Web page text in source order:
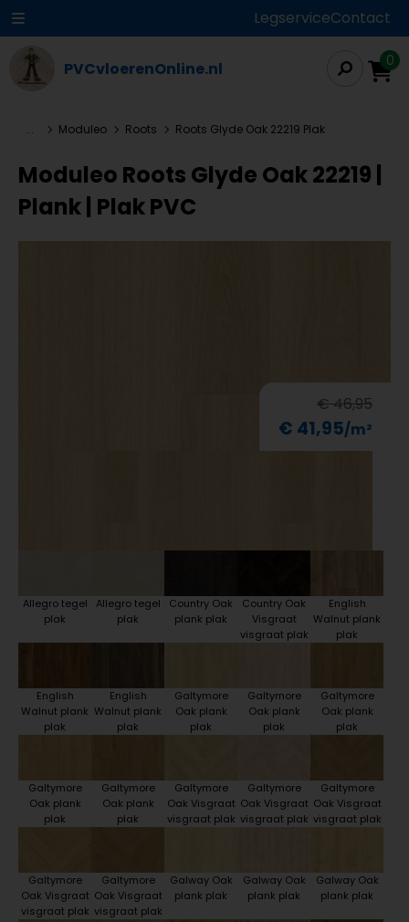
LegserviceContact
PVCvloerenOnline.nl 0
... Moduleo Roots Roots Glyde Oak 22219 Plak
Moduleo Roots Glyde Oak 22219 |
Plank | Plak PVC
€ 46,95
€ 41,95
Allegro tegel
plak
Allegro tegel
plak
Country Oak
plank plak
Country Oak
Visgraat
visgraat plak
English
Walnut plank
plak
English
Walnut plank
plak
English
Walnut plank
plak
Galtymore
Oak plank
plak
Galtymore
Oak plank
plak
Galtymore
Oak plank
plak
Galtymore
Oak plank
plak
Galtymore
Oak plank
plak
Galtymore
Oak Visgraat
visgraat plak
Galtymore
Oak Visgraat
visgraat plak
Galtymore
Oak Visgraat
visgraat plak
Galtymore
Oak Visgraat
visgraat plak
Galtymore
Oak Visgraat
visgraat plak
Galway Oak
plank plak
Galway Oak
plank plak
Galway Oak
plank plak